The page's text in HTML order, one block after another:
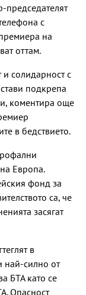
председателят
с
на
оттам.
и солидарност с
подкрепа
коментира още
в бедствието.
Европа.
фонд за
са, че
засягат
в
най-силно от
БТА като се
Опасност